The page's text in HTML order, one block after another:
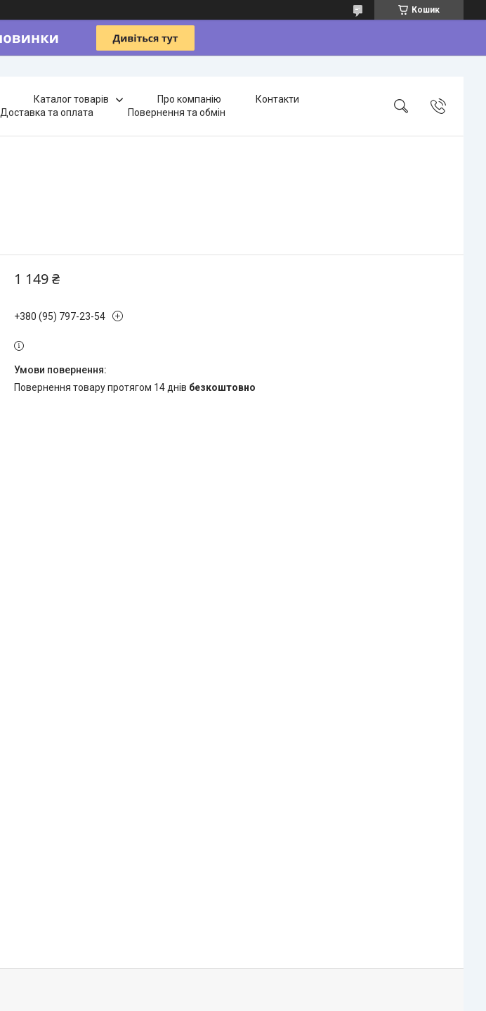
Кошик
Каталог товарів Про компанію
Контакти
Доставка та оплата
Повернення та обмін
1 149 ₴
+380 (95) 797-23-54
повернення товару протягом 14 днів безкоштовно